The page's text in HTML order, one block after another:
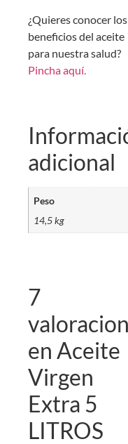
¿Quieres conocer los
beneficios del aceite
para nuestra salud?
Pincha aquí.
adicional
Peso
14,5 kg
7
en Aceite
Virgen
Extra 5
LITROS